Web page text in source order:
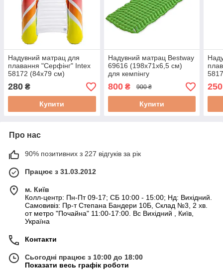
Надувний матрац для
плавання "Серфінг" Intex
58172 (84х79 см)
280 ₴
Купити
Надувний матрац Bestway
69616 (198х71х6,5 см)
для кемпінгу
800₴ 900 ₴
Купити
250
Про нас
90% позитивних з 227 відгуків за рік
Працює з 31.03.2012
м. Київ
Колл-центр: Пн-Пт 09-17; СБ 10:00 - 15:00; Нд: Вихідний.
Самовивіз: Пр-т Степана Бандери 10Б, Склад №3, 2 хв.
от метро "Почайна" 11:00-17:00. Вс Вихідний , Київ,
Україна
Контакти
Сьогодні працює з 10:00 до 18:00
Показати весь графік роботи